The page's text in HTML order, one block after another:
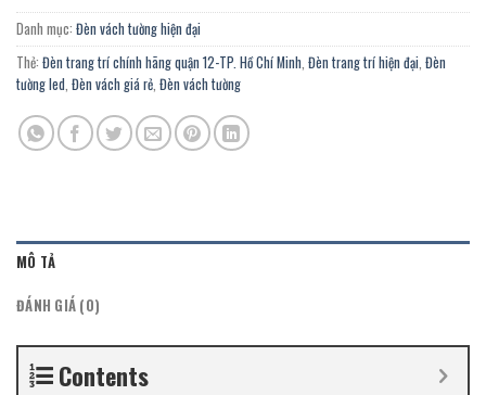
Danh mục: Đèn vách tường hiện đại
Thẻ: Đèn trang trí chính hãng quận 12-TP. Hồ Chí Minh, Đèn trang trí hiện đại, Đèn
tường led, Đèn vách giá rẻ, Đèn vách tường
MÔ TẢ
ĐÁNH GIÁ (0)
Contents